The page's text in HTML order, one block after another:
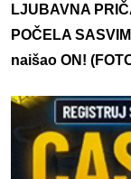
LJUBAVNA
POČELA
naišao ON!